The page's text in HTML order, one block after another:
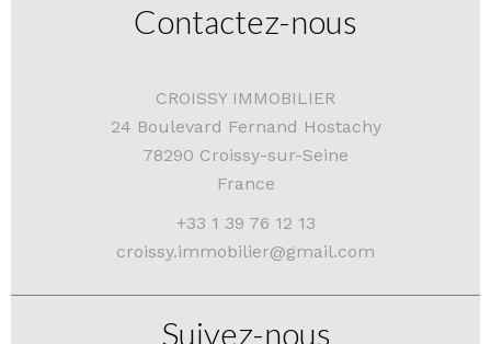
Contactez-nous
CROISSY IMMOBILIER
24 Boulevard Fernand Hostachy
78290 Croissy-sur-Seine
France
+33 1 39 76 12 13
croissy.immobilier@gmail.com
Suivez-nous